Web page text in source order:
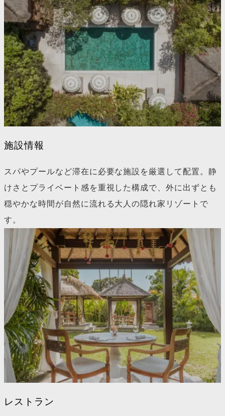
施設情報
スパやプールなど滞在に必要な施設を厳選して配置。静
けさとプライベート感を重視した構成で、外に出ずとも
穏やかな時間が自然に流れる大人の隠れ家リゾートで
す。
レストラン